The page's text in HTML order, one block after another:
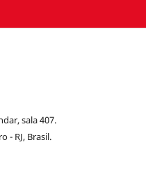
sala 407.
- RJ, Brasil.